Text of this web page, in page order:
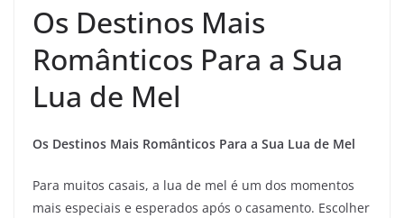
Os Destinos Mais
Românticos Para a Sua
Lua de Mel
Os Destinos Mais Românticos Para a Sua Lua de Mel
Para muitos casais, a lua de mel é um dos momentos
mais especiais e esperados após o casamento. Escolher